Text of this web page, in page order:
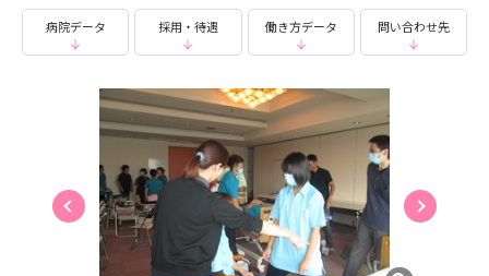
病院データ 採用・待遇 働き方データ 問い合わせ先